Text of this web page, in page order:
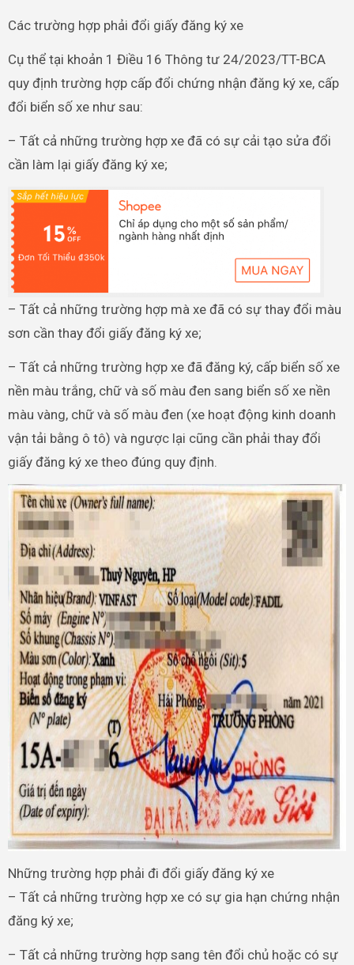
Các trường hợp phải đổi giấy đăng ký xe
Cụ thể tại khoản 1 Điều 16 Thông tư 24/2023/TT-BCA
quy định trường hợp cấp đổi chứng nhận đăng ký xe, cấp
đổi biển số xe như sau:
– Tất cả những trường hợp xe đã có sự cải tạo sửa đổi
cần làm lại giấy đăng ký xe;
– Tất cả những trường hợp mà xe đã có sự thay đổi màu
sơn cần thay đổi giấy đăng ký xe;
– Tất cả những trường hợp xe đã đăng ký, cấp biển số xe
nền màu trắng, chữ và số màu đen sang biển số xe nền
màu vàng, chữ và số màu đen (xe hoạt động kinh doanh
vận tải bằng ô tô) và ngược lại cũng cần phải thay đổi
giấy đăng ký xe theo đúng quy định.
Những trường hợp phải đi đổi giấy đăng ký xe
– Tất cả những trường hợp xe có sự gia hạn chứng nhận
đăng ký xe;
– Tất cả những trường hợp sang tên đổi chủ hoặc có sự